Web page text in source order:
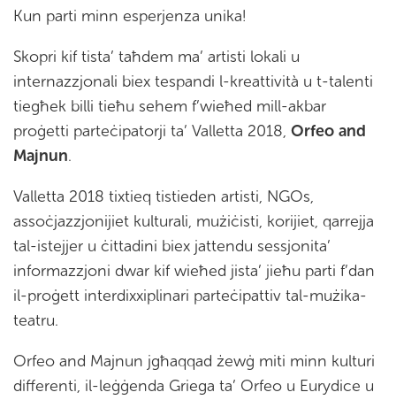
Kun parti minn esperjenza unika!
Skopri kif tista’ taħdem ma’ artisti lokali u
internazzjonali biex tespandi l-kreattività u t-talenti
tiegħek billi tieħu sehem f’wieħed mill-akbar
proġetti parteċipatorji ta’ Valletta 2018, Orfeo and
Majnun.
Valletta 2018 tixtieq tistieden artisti, NGOs,
assoċjazzjonijiet kulturali, mużiċisti, korijiet, qarrejja
tal-istejjer u ċittadini biex jattendu sessjonita’
informazzjoni dwar kif wieħed jista’ jieħu parti f’dan
il-proġett interdixxiplinari parteċipattiv tal-mużika-
teatru.
Orfeo and Majnun jgħaqqad żewġ miti minn kulturi
differenti, il-leġġenda Griega ta’ Orfeo u Eurydice u